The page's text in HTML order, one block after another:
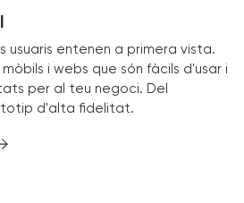
usuaris entenen a primera vista.
i webs que són fàcils d'usar i
per al teu negoci. Del
d'alta fidelitat.